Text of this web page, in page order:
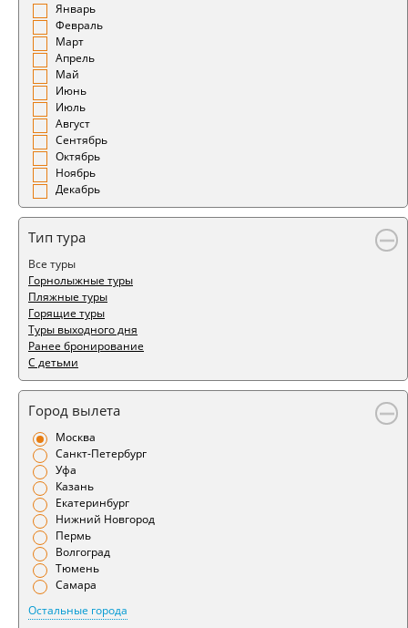
Январь
Февраль
Март
Апрель
Май
Июнь
Июль
Август
Сентябрь
Октябрь
Ноябрь
Декабрь
Тип тура
Все туры
Горнолыжные туры
Пляжные туры
Горящие туры
Туры выходного дня
Ранее бронирование
С детьми
Город вылета
Москва
Санкт-Петербург
Уфа
Казань
Екатеринбург
Нижний Новгород
Пермь
Волгоград
Тюмень
Самара
Остальные города